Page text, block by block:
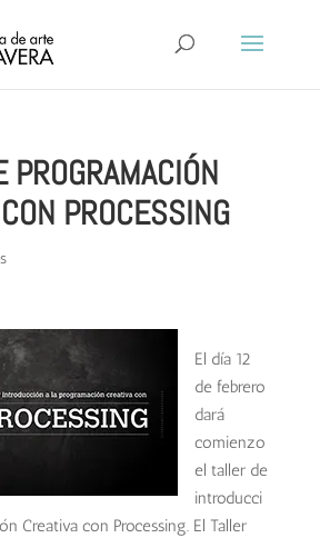
PROGRAMACIÓN
PROCESSING
El día 12
de febrero
dará
comienzo
el taller de
introducci
Creativa con Processing. El Taller